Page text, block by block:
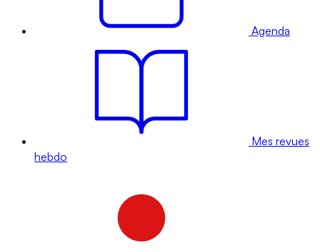
Agenda
Mes revues
hebdo